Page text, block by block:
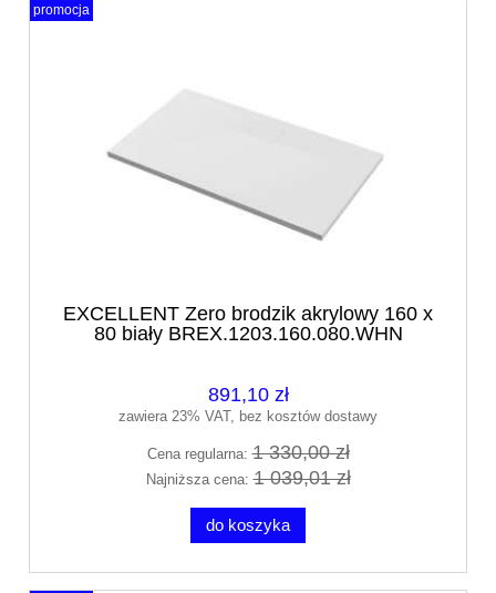
EXCELLENT Zero brodzik akrylowy 160 x
80 biały BREX.1203.160.080.WHN
891,10 zł
zawiera 23% VAT, bez kosztów dostawy
Cena regularna:1 330,00 zł
Najniższa cena:1 039,01 zł
do koszyka
promocja